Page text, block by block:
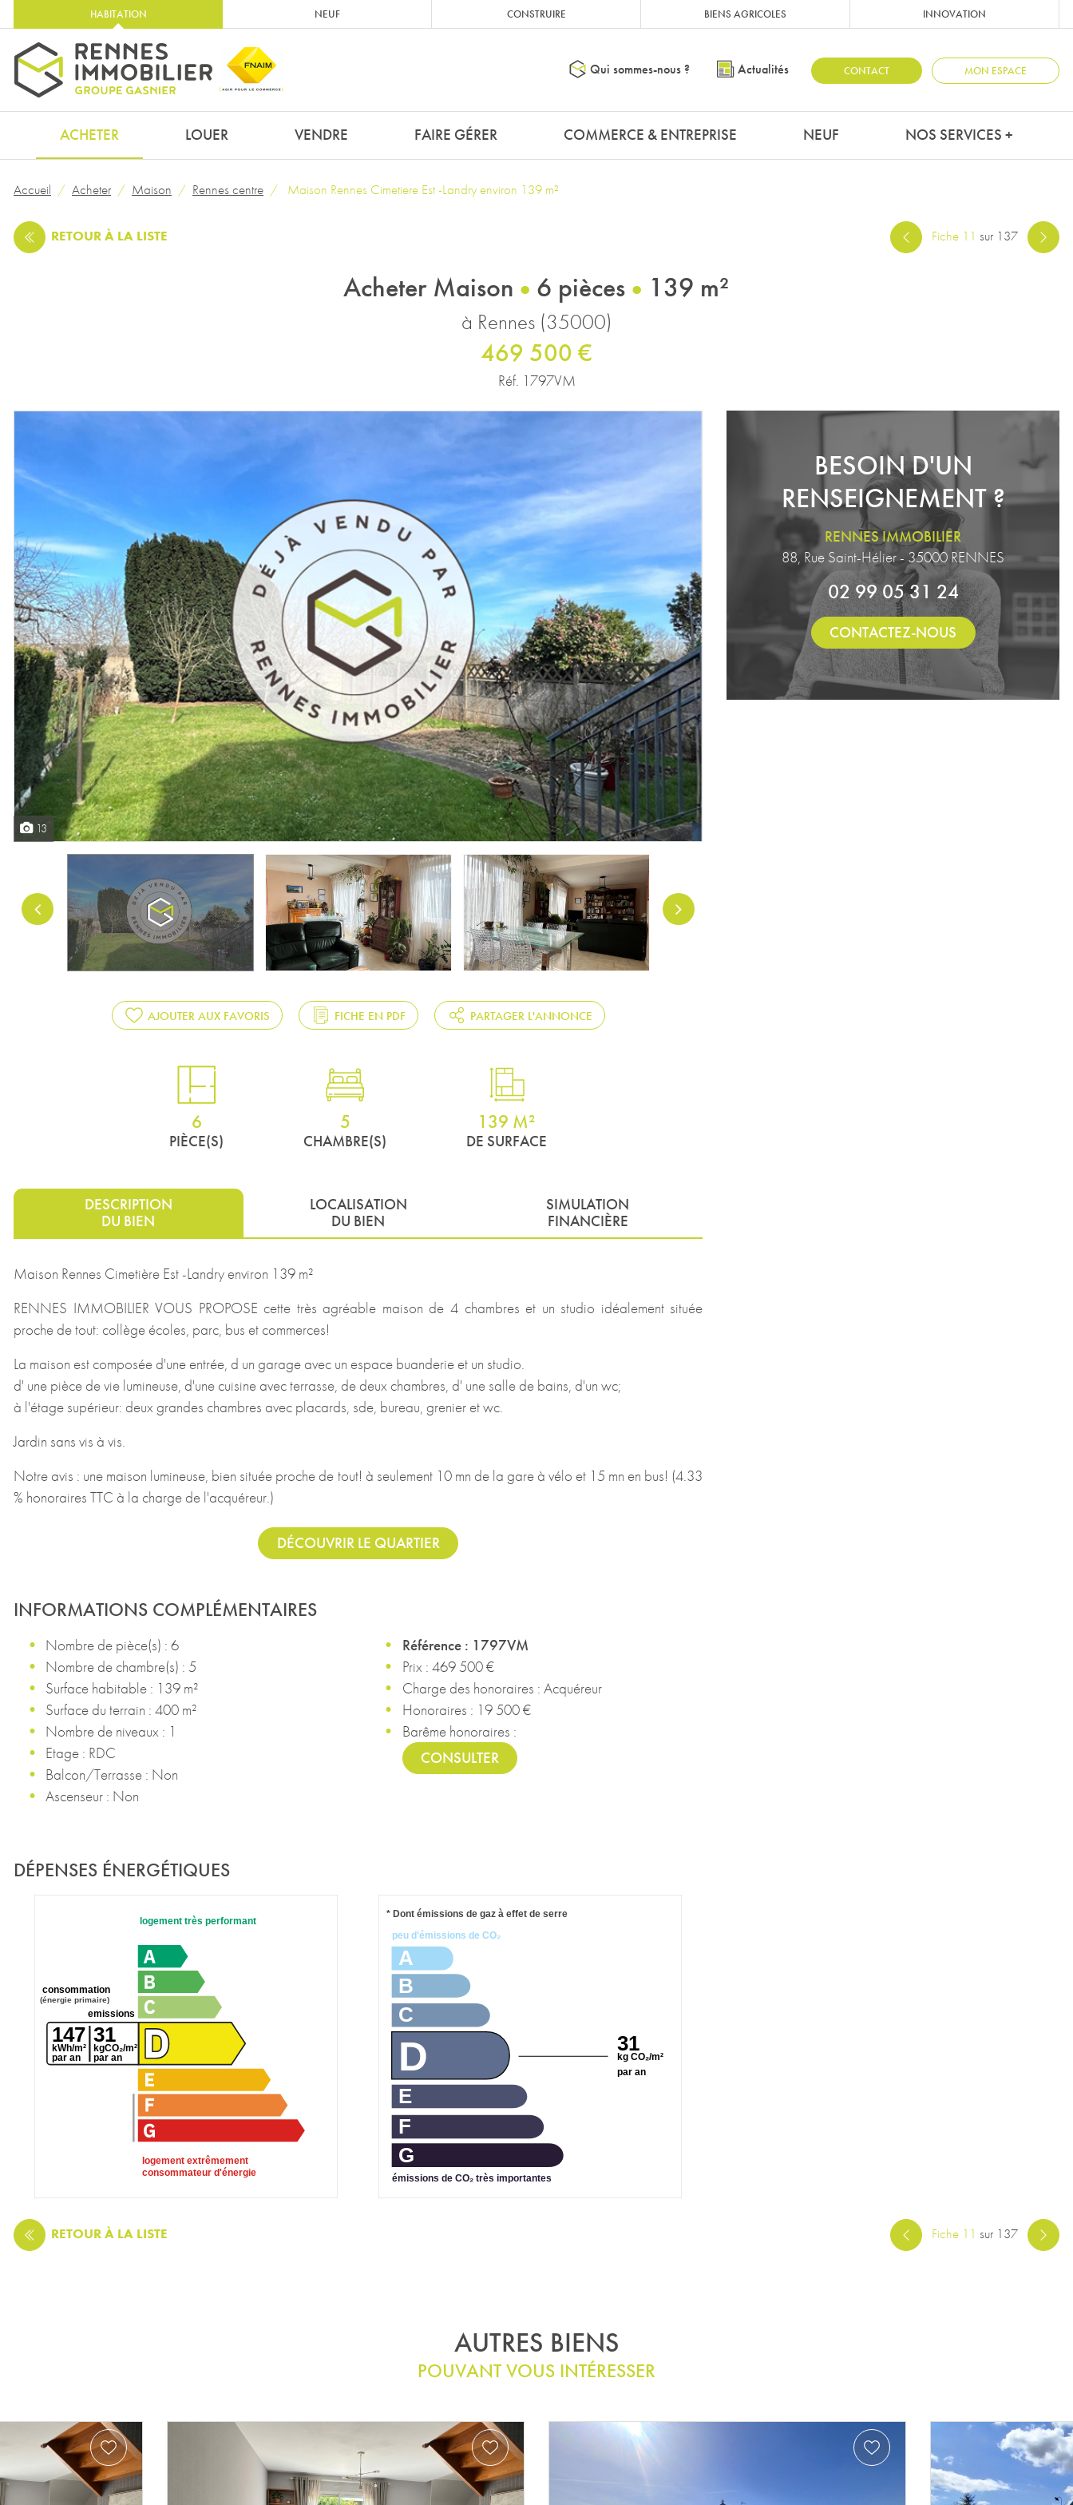
HABITATION NEUF CONSTRUIRE BIENS AGRICOLES INNOVATION
Qui sommes-nous ? Actualités CONTACT MON ESPACE
ACHETER LOUER VENDRE FAIRE GÉRER COMMERCE & ENTREPRISE NEUF NOS SERVICES +
Accueil Acheter Maison Rennes centre Maison Rennes Cimetiere Est -Landry environ 139 m²
RETOURÀ LA LISTE Fiche 11 sur 137
Acheter Maison 6 pièces 139 m²
à Rennes (35000)
469 500 €
Réf. 1797VM
13
AJOUTER AUX FAVORIS FICHE EN PDF PARTAGER L'ANNONCE
6
PIÈCE(S)
5
CHAMBRE(S)
139 M²
DE SURFACE
DESCRIPTION
DU BIEN
LOCALISATION
DU BIEN
SIMULATION
FINANCIÈRE
Maison Rennes Cimetière Est -Landry environ 139 m²
RENNES IMMOBILIER VOUS PROPOSE cette très agréable maison de 4 chambres et un studio idéalement située
proche de tout: collège écoles, parc, bus et commerces!
La maison est composée d'une entrée, d un garage avec un espace buanderie et un studio.
d' une pièce de vie lumineuse, d'une cuisine avec terrasse, de deux chambres, d' une salle de bains, d'un wc;
à l'étage supérieur: deux grandes chambres avec placards, sde, bureau, grenier et wc.
Jardin sans vis à vis.
Notre avis : une maison lumineuse, bien située proche de tout! à seulement 10 mn de la gare à vélo et 15 mn en bus! (4.33
% honoraires TTC à la charge de l'acquéreur.)
DÉCOUVRIR LE QUARTIER
INFORMATIONS COMPLÉMENTAIRES
Nombre de pièce(s) : 6
Nombre de chambre(s) : 5
Surface habitable : 139 m²
Surface du terrain : 400 m²
Nombre de niveaux : 1
Etage : RDC
Balcon/Terrasse : Non
Ascenseur : Non
Référence : 1797VM
Prix : 469 500 €
Charge des honoraires : Acquéreur
Honoraires : 19 500 €
Barême honoraires :
CONSULTER
DÉPENSES ÉNERGÉTIQUES
logement très performant
logement extrêmement
consommateur d'énergie
147
kWh/m²
par an
consommation
(énergie primaire)
31
kgCO₂/m²
par an
emissions
31
kg CO₂/m²
par an
A
B
C
D
E
F
G
émissions de CO₂ très importantes
peu d'émissions de CO₂
* Dont émissions de gaz à effet de serre
BESOIN D'UN
RENSEIGNEMENT ?
RENNES IMMOBILIER
88, Rue Saint-Hélier - 35000 RENNES
02 99 05 31 24
CONTACTEZ-NOUS
RETOURÀ LA LISTE Fiche 11 sur 137
AUTRES BIENS
POUVANT VOUS INTÉRESSER